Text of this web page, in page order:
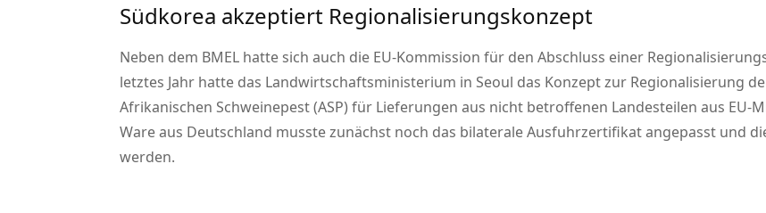
Südkorea akzeptiert Regionalisierungskonzept
Neben dem BMEL hatte sich auch die EU-Kommission für den Abschluss einer
letztes Jahr hatte das Landwirtschaftsministerium in Seoul das Konzept zur Regionalisierung
Afrikanischen Schweinepest (ASP) für Lieferungen aus nicht betroffenen Landesteilen aus
Ware aus Deutschland musste zunächst noch das bilaterale Ausfuhrzertifikat angepasst und
werden.